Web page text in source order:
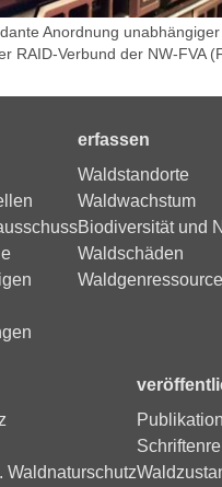
Anordnung
RAID-Verbund der NW-FVA
erfassen
Waldstandorte
Waldwachstum
Biodiversität und
Waldschäden
Waldnaturschutz